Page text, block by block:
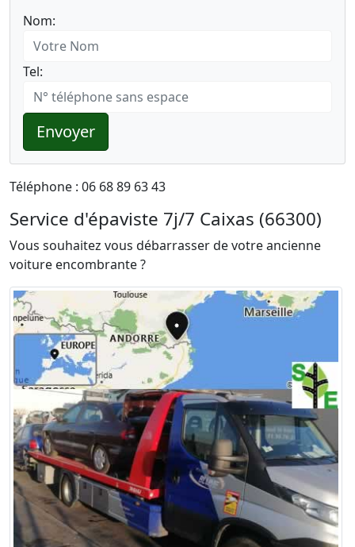
Nom:
Tel:
Envoyer
Téléphone : 06 68 89 63 43
Service d'épaviste 7j/7 Caixas (66300)
Vous souhaitez vous débarrasser de votre ancienne
voiture encombrante ?